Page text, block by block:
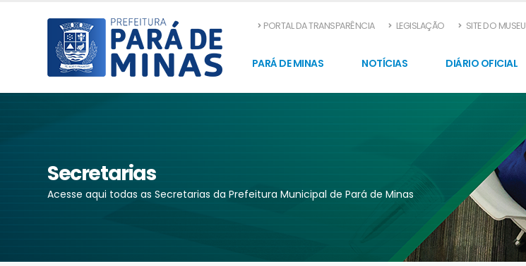
PORTAL DA TRANSPARÊNCIA LEGISLAÇÃO SITE DO MUSEU
PARÁ DE MINAS NOTÍCIAS DIÁRIO OFICIAL
Secretarias
Acesse aqui todas as Secretarias da Prefeitura Municipal de Pará de Minas